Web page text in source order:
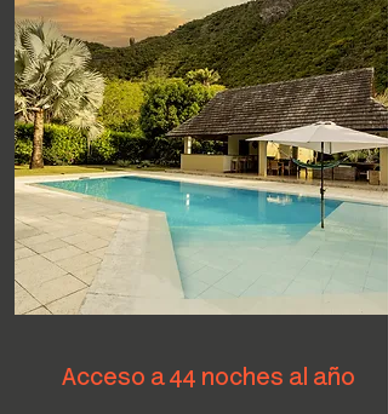
Acceso a 44 noches al año